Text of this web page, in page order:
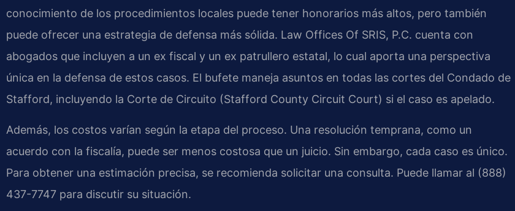
conocimiento de los procedimientos locales puede tener honorarios más altos, pero también
puede ofrecer una estrategia de defensa más sólida. Law Offices Of SRIS, P.C. cuenta con
abogados que incluyen a un ex fiscal y un ex patrullero estatal, lo cual aporta una perspectiva
única en la defensa de estos casos. El bufete maneja asuntos en todas las cortes del Condado de
Stafford, incluyendo la Corte de Circuito (Stafford County Circuit Court) si el caso es apelado.
Además, los costos varían según la etapa del proceso. Una resolución temprana, como un
acuerdo con la fiscalía, puede ser menos costosa que un juicio. Sin embargo, cada caso es único.
Para obtener una estimación precisa, se recomienda solicitar una consulta. Puede llamar al (888)
437-7747 para discutir su situación.